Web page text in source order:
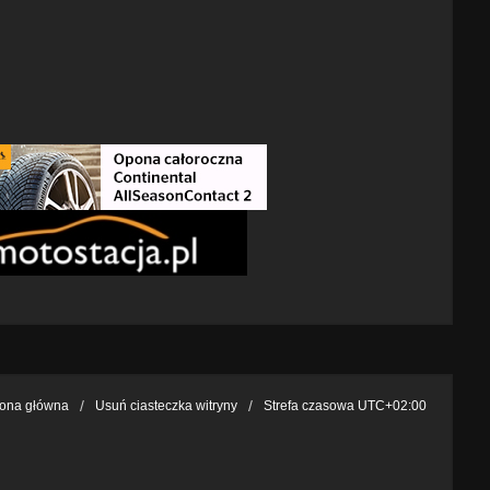
główna Usuń ciasteczka witryny Strefa czasowa UTC+02:00